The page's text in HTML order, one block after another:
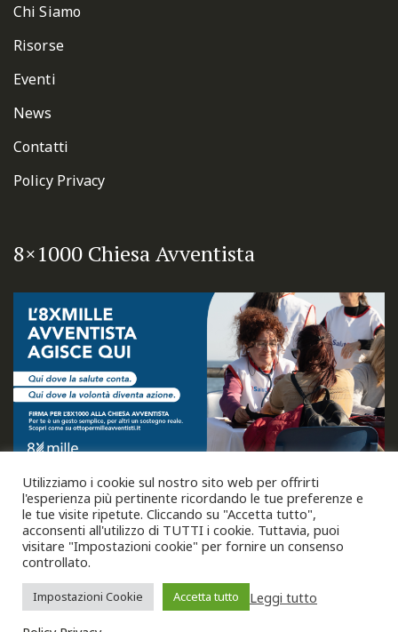
Chi Siamo
Risorse
Eventi
News
Contatti
Policy Privacy
8×1000 Chiesa Avventista
Copyright © 2026
Unione Italiana Chiese Cristiane
Avventiste del Settimo Giorno
Utilizziamo i cookie sul nostro sito web per offrirti
l'esperienza più pertinente ricordando le tue preferenze e
le tue visite ripetute. Cliccando su "Accetta tutto",
acconsenti all'utilizzo di TUTTI i cookie. Tuttavia, puoi
visitare "Impostazioni cookie" per fornire un consenso
controllato.
Impostazioni Cookie Accetta tutto
Leggi tutto